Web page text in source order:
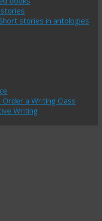
stories in antologies
a Writing Class
Writing